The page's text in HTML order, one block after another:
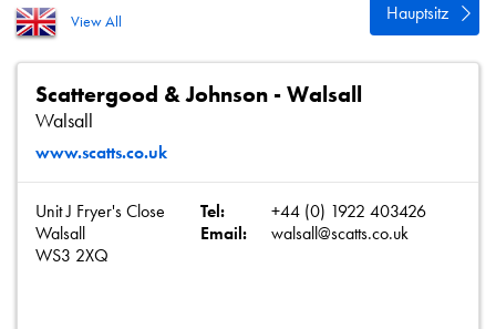
View All Hauptsitz
Scattergood & Johnson - Walsall
Walsall
www.scatts.co.uk
Unit J Fryer's Close
Walsall
WS3 2XQ
Tel:
+44 (0) 1922 403426
Email:
walsall@scatts.co.uk